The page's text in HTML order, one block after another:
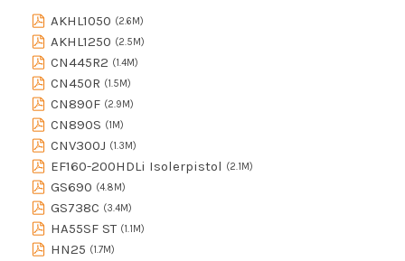
AKHL1050 (2.6M)
AKHL1250 (2.5M)
CN445R2 (1.4M)
CN450R (1.5M)
CN890F (2.9M)
CN890S (1M)
CNV300J (1.3M)
EF160-200HDLi Isolerpistol (2.1M)
GS690 (4.8M)
GS738C (3.4M)
HA55SF ST (1.1M)
HN25 (1.7M)